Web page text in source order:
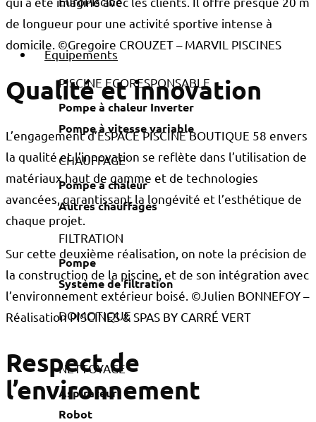
Équipements
PISCINE ECORESPONSABLE
Pompe à chaleur Inverter
Pompe à vitesse variable
CHAUFFAGE
Pompe à chaleur
Autres chauffages
FILTRATION
Pompe
Système de filtration
DOMOTIQUE
NETTOYAGE
Aspirateur
Robot
de longueur pour une activité sportive intense à
domicile. ©Gregoire CROUZET – MARVIL PISCINES
Qualité et innovation
L’engagement d’ESPACE PISCINE BOUTIQUE 58 envers
la qualité et l’innovation se reflète dans l’utilisation de
matériaux haut de gamme et de technologies
avancées, garantissant la longévité et l’esthétique de
chaque projet.
Sur cette deuxième réalisation, on note la précision de
la construction de la piscine, et de son intégration avec
l’environnement extérieur boisé. ©Julien BONNEFOY –
Réalisation PISCINES & SPAS BY CARRÉ VERT
Respect de
l’environnement